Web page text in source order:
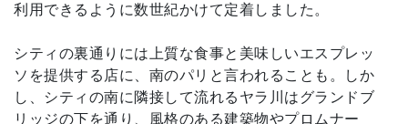
利用できるように数世紀かけて定着しました。
シティの裏通りには上質な食事と美味しいエスプレッ
ソを提供する店に、南のパリと言われることも。しか
し、シティの南に隣接して流れるヤラ川はグランドブ
リッジの下を通り、風格のある建築物やプロムナー